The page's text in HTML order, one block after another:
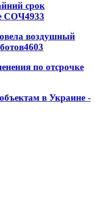
срок
СОЧ4933
воздушный
4603
по отсрочке
в Украине -